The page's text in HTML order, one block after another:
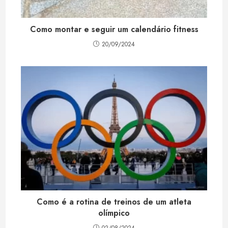
Como montar e seguir um calendário fitness
20/09/2024
Como é a rotina de treinos de um atleta
olímpico